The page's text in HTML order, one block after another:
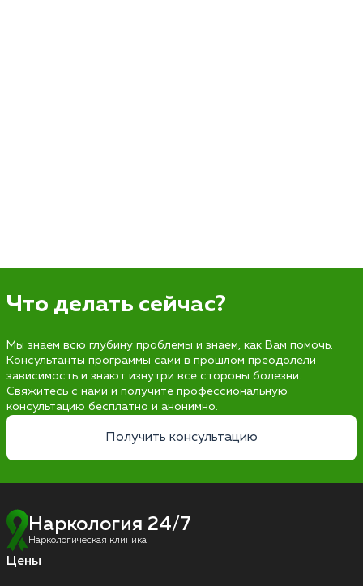
Что делать сейчас?
Мы знаем всю глубину проблемы и знаем, как Вам помочь.
Консультанты программы сами в прошлом преодолели
зависимость и знают изнутри все стороны болезни.
Свяжитесь с нами и получите профессиональную
консультацию бесплатно и анонимно.
Получить консультацию
Наркология 24/7
Наркологическая клиника
Цены